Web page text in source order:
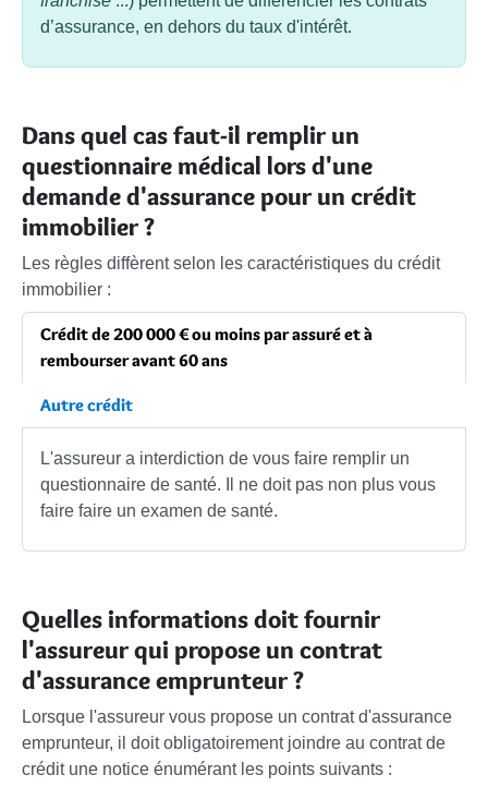
d’assurance, en dehors du taux d'intérêt.
Dans quel cas faut-il remplir un
questionnaire médical lors d'une
demande d'assurance pour un crédit
immobilier ?
Les règles diffèrent selon les caractéristiques du crédit
immobilier :
Crédit de 200 000 € ou moins par assuré et à
rembourser avant 60 ans
Autre crédit
L'assureur a interdiction de vous faire remplir un
questionnaire de santé. Il ne doit pas non plus vous
faire faire un examen de santé.
Quelles informations doit fournir
l'assureur qui propose un contrat
d'assurance emprunteur ?
Lorsque l'assureur vous propose un contrat d'assurance
emprunteur, il doit obligatoirement joindre au contrat de
crédit une notice énumérant les points suivants :